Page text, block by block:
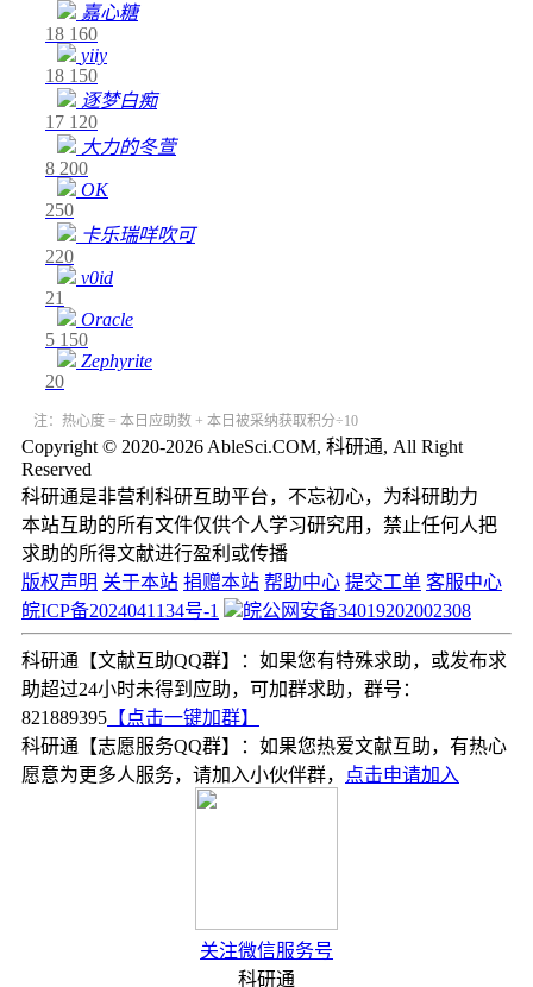
嘉心糖
18 160
yiiy
18 150
逐梦白痴
17 120
大力的冬萱
8 200
OK
250
卡乐瑞咩吹可
220
v0id
21
Oracle
5 150
Zephyrite
20
注：热心度 = 本日应助数 + 本日被采纳获取积分÷10
Copyright © 2020-2026 AbleSci.COM, 科研通, All Right
Reserved
科研通是非营利科研互助平台，不忘初心，为科研助力
本站互助的所有文件仅供个人学习研究用，禁止任何人把
求助的所得文献进行盈利或传播
版权声明 关于本站 捐赠本站 帮助中心 提交工单 客服中心
皖ICP备2024041134号-1
皖公网安备34019202002308
科研通【文献互助QQ群】：如果您有特殊求助，或发布求
助超过24小时未得到应助，可加群求助，群号：
821889395 【点击一键加群】
科研通【志愿服务QQ群】：如果您热爱文献互助，有热心
愿意为更多人服务，请加入小伙伴群，
点击申请加入
关注微信服务号
科研通